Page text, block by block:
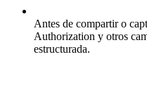
Antes de compartir o
Authorization y otros
estructurada.